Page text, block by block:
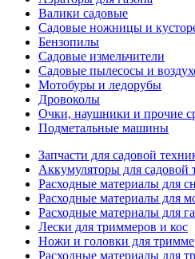
Валики садовые
Садовые ножницы и
Бензопилы
Садовые измельчители
Садовые пылесосы и
Мотобуры и ледорубы
Дровоколы
Очки, наушники и прочие
Подметальные машины
Запчасти для садовой
Аккумуляторы для садовой
Расходные материалы для
Расходные материалы для
Расходные материалы для
Лески для триммеров и кос
Ножи и головки для
Расходные материалы для